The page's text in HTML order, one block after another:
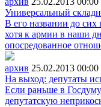
Универсальный
В его названии до сих
хотя к армии в наши
опосредованное
архив 25.02.2013 00:00
На выход: депутаты
Если раньше в
депутатскую